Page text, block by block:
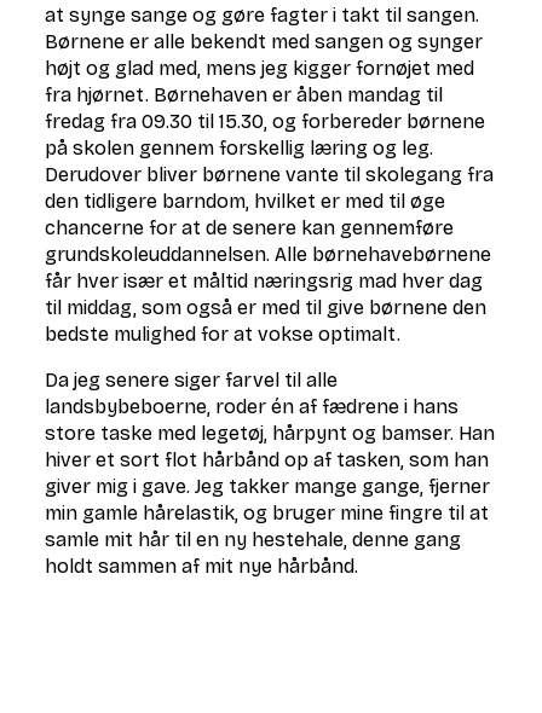
at synge sange og gøre fagter i takt til sangen.
Børnene er alle bekendt med sangen og synger
højt og glad med, mens jeg kigger fornøjet med
fra hjørnet. Børnehaven er åben mandag til
fredag fra 09.30 til 15.30, og forbereder børnene
på skolen gennem forskellig læring og leg.
Derudover bliver børnene vante til skolegang fra
den tidligere barndom, hvilket er med til øge
chancerne for at de senere kan gennemføre
grundskoleuddannelsen. Alle børnehavebørnene
får hver især et måltid næringsrig mad hver dag
til middag, som også er med til give børnene den
bedste mulighed for at vokse optimalt.
Da jeg senere siger farvel til alle
landsbybeboerne, roder én af fædrene i hans
store taske med legetøj, hårpynt og bamser. Han
hiver et sort flot hårbånd op af tasken, som han
giver mig i gave. Jeg takker mange gange, fjerner
min gamle hårelastik, og bruger mine fingre til at
samle mit hår til en ny hestehale, denne gang
holdt sammen af mit nye hårbånd.